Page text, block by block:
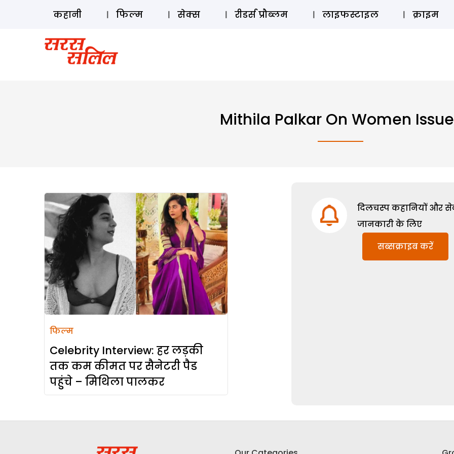
ऑडियो
कहानी फिल्म सेक्स रीडर्स प्रौब्लम लाइफस्टाइल क्राइम
Mithila Palkar On Women
फिल्म
Celebrity Interview: हर लड़की
तक कम कीमत पर सैनेटरी पैड
पहुंचे – मिथिला पालकर
दिलचस्प कहानियों और
जानकारी के लिए
सब्सक्राइब करें